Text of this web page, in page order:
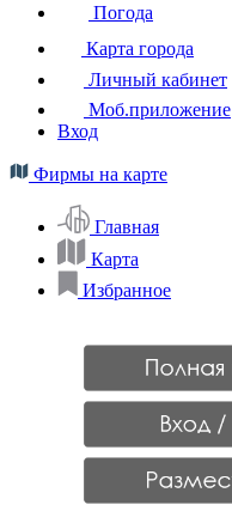
Погода
Карта города
Личный кабинет
Моб.приложение
Вход
Фирмы на карте
Главная
Карта
Избранное